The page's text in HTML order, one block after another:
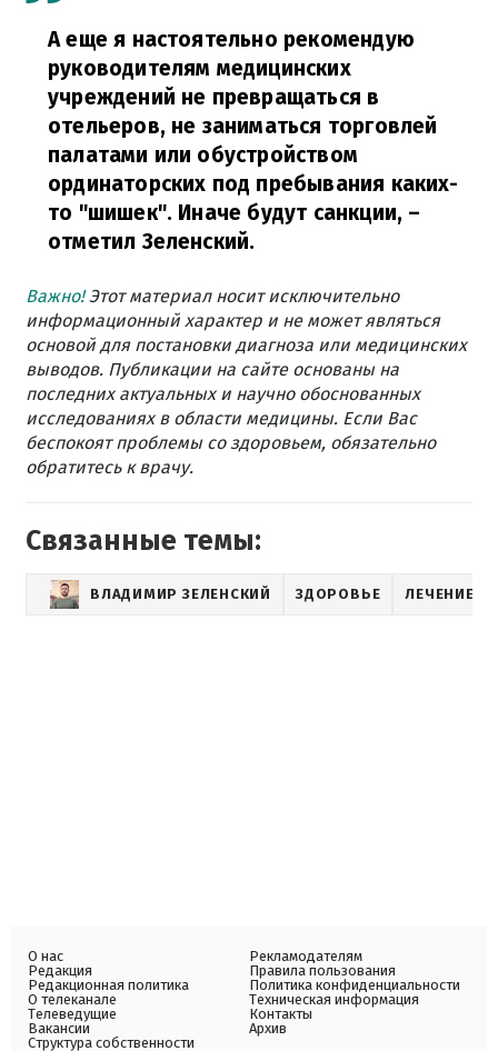
А еще я настоятельно рекомендую
руководителям медицинских
учреждений не превращаться в
отельеров, не заниматься торговлей
палатами или обустройством
ординаторских под пребывания каких-
то "шишек". Иначе будут санкции, –
отметил Зеленский.
Важно!Этот материал носит исключительно
информационный характер и не может являться
основой для постановки диагноза или медицинских
выводов. Публикации на сайте основаны на
последних актуальных и научно обоснованных
исследованиях в области медицины. Если Вас
беспокоят проблемы со здоровьем, обязательно
обратитесь к врачу.
Связанные темы:
ВЛАДИМИР ЗЕЛЕНСКИЙ ЗДОРОВЬЕ ЛЕЧЕНИЕ
О нас
Редакция
Редакционная политика
О телеканале
Телеведущие
Вакансии
Структура собственности
Рекламодателям
Правила пользования
Политика конфиденциальности
Техническая информация
Контакты
Архив